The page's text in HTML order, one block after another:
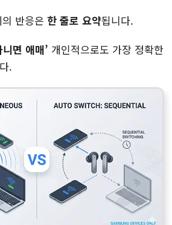
반응은 한 줄로 요약됩니다.
면 애매’ 개인적으로도 가장 정확한
.